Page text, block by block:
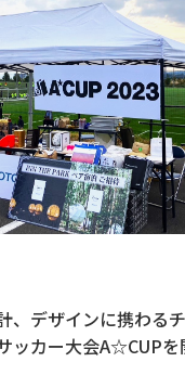
、デザインに携わる
ッカー大会A☆CUPを